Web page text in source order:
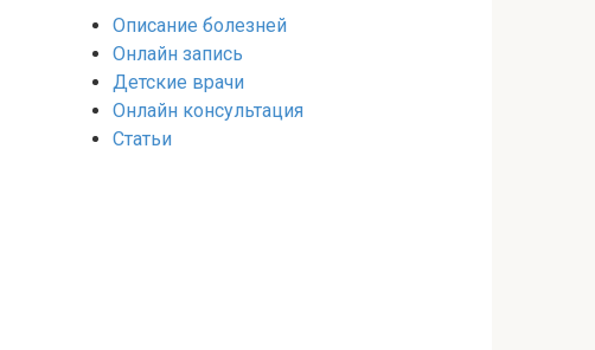
Описание болезней
Онлайн запись
Детские врачи
Онлайн консультация
Статьи